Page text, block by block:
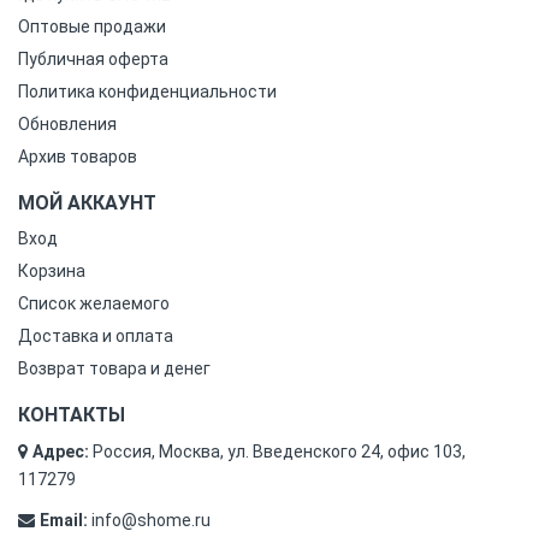
Оптовые продажи
Публичная оферта
Политика конфиденциальности
Обновления
Архив товаров
МОЙ АККАУНТ
Вход
Корзина
Список желаемого
Доставка и оплата
Возврат товара и денег
КОНТАКТЫ
Адрес: Россия, Москва, ул. Введенского 24, офис 103,
117279
Email: info@shome.ru